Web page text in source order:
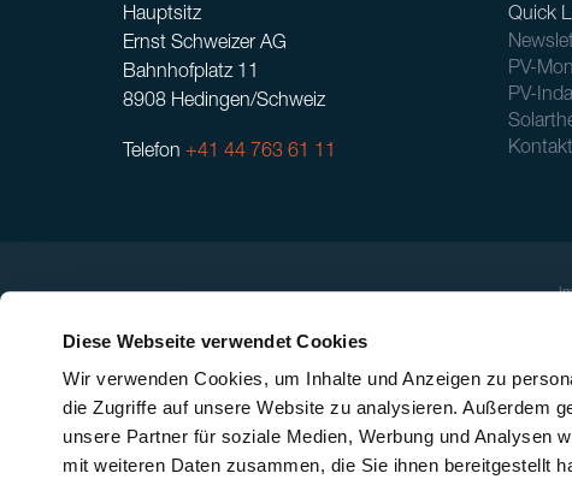
Diese Webseite verwendet Cookies
Wir verwenden Cookies, um Inhalte und Anzeigen zu
die Zugriffe auf unsere Website zu analysieren. Außerdem
unsere Partner für soziale Medien, Werbung und Analysen
mit weiteren Daten zusammen, die Sie ihnen bereitgestellt
Hauptsitz
Ernst Schweizer AG
Bahnhofplatz 11
8908 Hedingen/Schweiz
Telefon +41 44 763 61 11
Quick
PV-
PV-